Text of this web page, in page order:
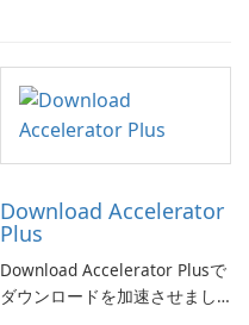
Download Accelerator
Plus
Download Accelerator Plusで
ダウンロードを加速させまし